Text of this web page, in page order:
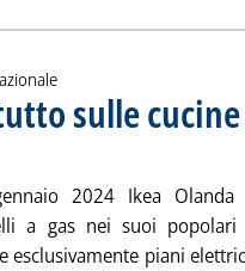
sulle
2024 Ikea
a gas nei suoi popolari
esclusivamente piani